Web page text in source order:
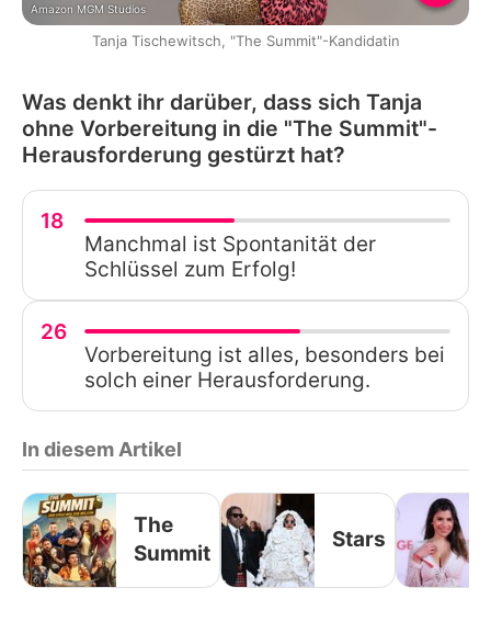
Amazon MGM Studios
Tanja Tischewitsch, "The Summit"-Kandidatin
Was denkt ihr darüber, dass sich Tanja
ohne Vorbereitung in die "The Summit"-
Herausforderung gestürzt hat?
18
Manchmal ist Spontanität der
Schlüssel zum Erfolg!
26
Vorbereitung ist alles, besonders bei
solch einer Herausforderung.
In diesem Artikel
The
Summit
Stars